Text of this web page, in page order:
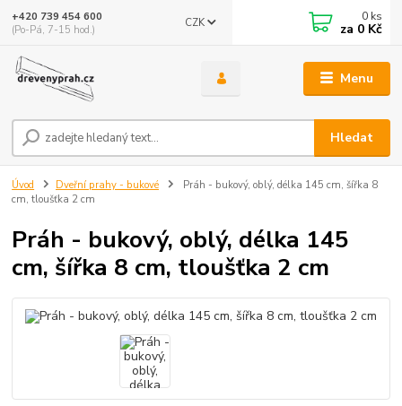
Menu
CZK
Hledat
+420 739 454 600
(Po-Pá, 7-15 hod.)
0 ks
za 0 Kč
Úvod Dveřní prahy - bukové
Práh - bukový, oblý, délka 145 cm, šířka 8
cm, tloušťka 2 cm
Práh - bukový, oblý, délka 145
cm, šířka 8 cm, tloušťka 2 cm